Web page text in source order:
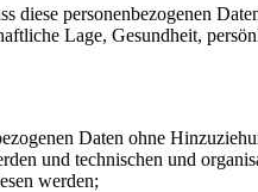
personenbezogenen
Lage, Gesundheit,
Daten ohne
und technischen und
werden;